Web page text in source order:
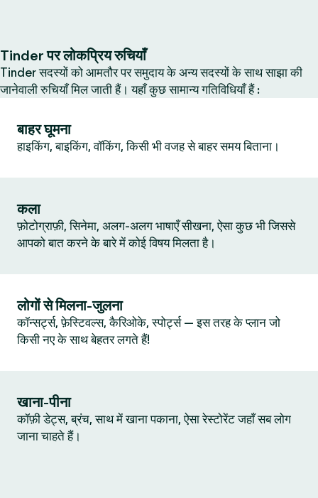
Tinder पर लोकप्रिय रुचियाँ
Tinder सदस्यों को आमतौर पर समुदाय के अन्य सदस्यों के साथ साझा की
जानेवाली रुचियाँ मिल जाती हैं। यहाँ कुछ सामान्य गतिविधियाँ हैं :
बाहर घूमना
हाइकिंग, बाइकिंग, वॉकिंग, किसी भी वजह से बाहर समय बिताना।
कला
फ़ोटोग्राफ़ी, सिनेमा, अलग-अलग भाषाएँ सीखना, ऐसा कुछ भी जिससे
आपको बात करने के बारे में कोई विषय मिलता है।
लोगों से मिलना-जुलना
कॉन्सर्ट्स, फ़ेस्टिवल्स, कैरिओके, स्पोर्ट्स — इस तरह के प्लान जो
किसी नए के साथ बेहतर लगते हैं!
खाना-पीना
कॉफ़ी डेट्स, ब्रंच, साथ में खाना पकाना, ऐसा रेस्टोरेंट जहाँ सब लोग
जाना चाहते हैं।